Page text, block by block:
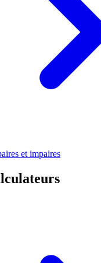
et impaires